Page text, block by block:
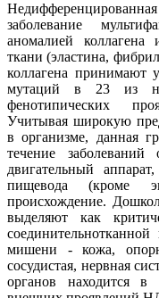
заболевание
аномалией коллагена
ткани (эластина,
коллагена принимают
мутаций в 23 из
фенотипических
Учитывая широкую
в организме, данная
течение
двигательный
пищевода (кроме
происхождение.
выделяют как
мишени - кожа,
сосудистая, нервная
органов находится в